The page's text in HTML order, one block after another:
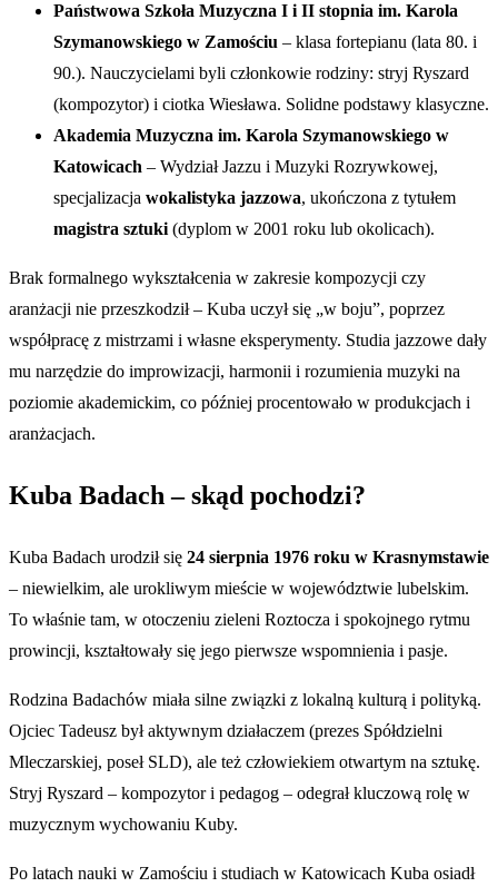
Państwowa Szkoła Muzyczna I i II stopnia im. Karola
Szymanowskiego w Zamościu – klasa fortepianu (lata 80. i
90.). Nauczycielami byli członkowie rodziny: stryj Ryszard
(kompozytor) i ciotka Wiesława. Solidne podstawy klasyczne.
Akademia Muzyczna im. Karola Szymanowskiego w
Katowicach – Wydział Jazzu i Muzyki Rozrywkowej,
specjalizacja wokalistyka jazzowa, ukończona z tytułem
magistra sztuki (dyplom w 2001 roku lub okolicach).
Brak formalnego wykształcenia w zakresie kompozycji czy
aranżacji nie przeszkodził – Kuba uczył się „w boju”, poprzez
współpracę z mistrzami i własne eksperymenty. Studia jazzowe dały
mu narzędzie do improwizacji, harmonii i rozumienia muzyki na
poziomie akademickim, co później procentowało w produkcjach i
aranżacjach.
Kuba Badach – skąd pochodzi?
Kuba Badach urodził się 24 sierpnia 1976 roku w Krasnymstawie
– niewielkim, ale urokliwym mieście w województwie lubelskim.
To właśnie tam, w otoczeniu zieleni Roztocza i spokojnego rytmu
prowincji, kształtowały się jego pierwsze wspomnienia i pasje.
Rodzina Badachów miała silne związki z lokalną kulturą i polityką.
Ojciec Tadeusz był aktywnym działaczem (prezes Spółdzielni
Mleczarskiej, poseł SLD), ale też człowiekiem otwartym na sztukę.
Stryj Ryszard – kompozytor i pedagog – odegrał kluczową rolę w
muzycznym wychowaniu Kuby.
Po latach nauki w Zamościu i studiach w Katowicach Kuba osiadł